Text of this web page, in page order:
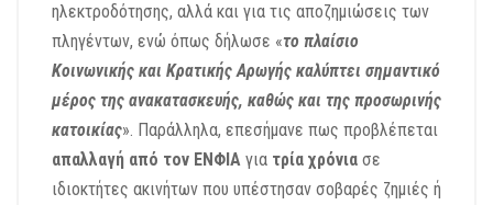
ηλεκτροδότησης, αλλά και για τις αποζημιώσεις των
πληγέντων, ενώ όπως δήλωσε «το πλαίσιο
Κοινωνικής και Κρατικής Αρωγής καλύπτει σημαντικό
μέρος της ανακατασκευής, καθώς και της προσωρινής
κατοικίας». Παράλληλα, επεσήμανε πως προβλέπεται
απαλλαγή από τον ΕΝΦΙΑ για τρία χρόνια σε
ιδιοκτήτες ακινήτων που υπέστησαν σοβαρές ζημιές ή